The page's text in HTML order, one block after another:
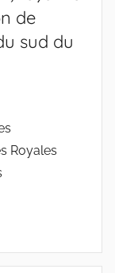
de
sud du
Royales